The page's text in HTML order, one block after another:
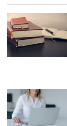
Povinný zápis
registra do
Odmena
Výhody vstupu